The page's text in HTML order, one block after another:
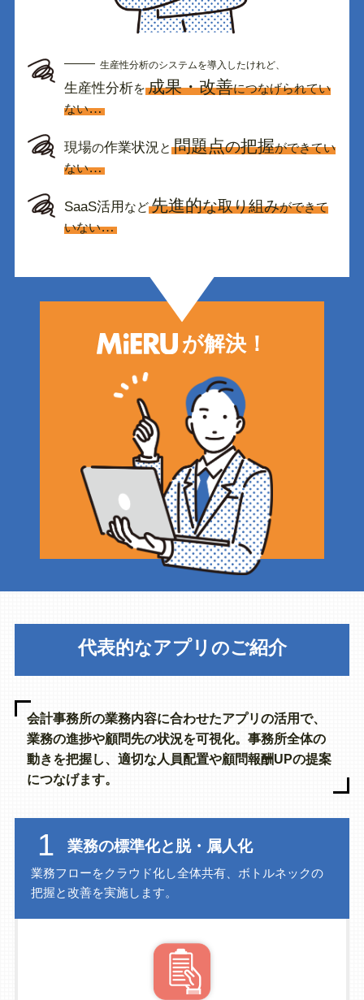
生産性分析のシステムを導入したけれど、
生産性分析を成果・改善につなげられてい
ない…
現場の作業状況と問題点の把握ができてい
ない…
SaaS活用 など先進的な取り組みができて
いない…
が解決！
代表的なアプリ のご紹介
会計事務所の業務内容に合わせたアプリの活用で、
業務の進捗や顧問先の状況を可視化。事務所全体の
動きを把握し、適切な人員配置や顧問報酬UPの提案
につなげます。
1 業務の標準化と脱・属人化
業務フローをクラウド化し全体共有、ボトルネックの
把握と改善を実施します。